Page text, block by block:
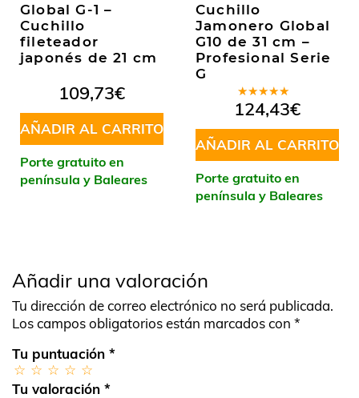
Global G-1 –
Cuchillo
fileteador
japonés de 21 cm
109,73€
AÑADIR AL CARRITO
Porte gratuito en
península y Baleares
Cuchillo
Jamonero Global
G10 de 31 cm –
Profesional Serie
G
Valorado
en5.00de
5
124,43€
AÑADIR AL CARRITO
Porte gratuito en
península y Baleares
Añadir una valoración
Tu dirección de correo electrónico no será publicada.
Los campos obligatorios están marcados con *
Tu puntuación *
Tu valoración *